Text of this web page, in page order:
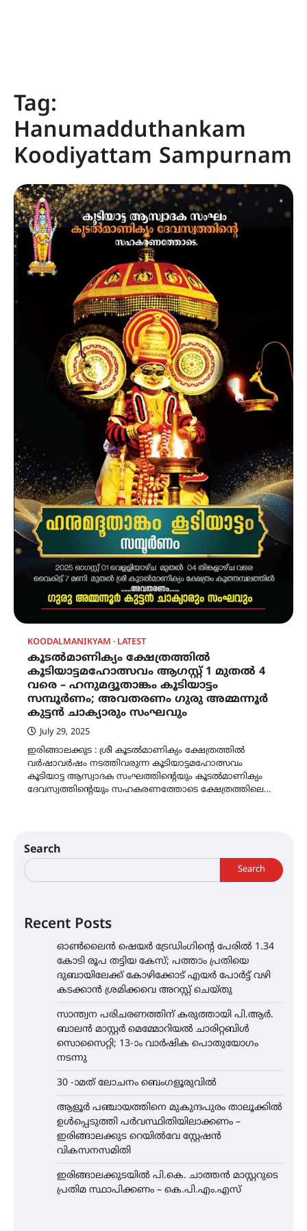
Tag:
Hanumadduthankam
Koodiyattam Sampurnam
KOODALMANIKYAM LATEST
കൂടൽമാണിക്യം ക്ഷേത്രത്തിൽ
കൂടിയാട്ടമഹോത്സവം ആഗസ്റ്റ് 1 മുതൽ 4
വരെ – ഹനുമദ്ദൂതാങ്കം കൂടിയാട്ടം
സമ്പൂർണം; അവതരണം ഗുരു അമ്മന്നൂർ
കുട്ടൻ ചാക്യാരും സംഘവും
July 29, 2025
ഇരിങ്ങാലക്കുട : ശ്രീ കൂടൽമാണിക്യം ക്ഷേത്രത്തിൽ
വർഷാവർഷം നടത്തിവരുന്ന കൂടിയാട്ടമഹോത്സവം
കൂടിയാട്ട ആസ്വാദക സംഘത്തിൻ്റെയും കൂടൽമാണിക്യം
ദേവസ്വത്തിൻ്റെയും സഹകരണത്തോടെ ക്ഷേത്രത്തിലെ…
Search
Search
Recent Posts
ഓൺലൈൻ ഷെയർ ട്രേഡിംഗിന്റെ പേരിൽ 1.34
കോടി രൂപ തട്ടിയ കേസ്; പത്താം പ്രതിയെ
ദുബായിലേക്ക് കോഴിക്കോട് എയർ പോർട്ട് വഴി
കടക്കാൻ ശ്രമിക്കവെ അറസ്റ്റ് ചെയ്തു
സാന്ത്വന പരിചരണത്തിന് കരുത്തായി പി.ആർ.
ബാലൻ മാസ്റ്റർ മെമ്മോറിയൽ ചാരിറ്റബിൾ
സൊസൈറ്റി; 13-ാം വാർഷിക പൊതുയോഗം
നടന്നു
30 -ാമത് ലോചനം ബെംഗളൂരുവിൽ
ആളൂർ പഞ്ചായത്തിനെ മുകുന്ദപുരം താലൂക്കിൽ
ഉൾപ്പെടുത്തി പർവസ്ഥിതിയിലാക്കണം –
ഇരിങ്ങാലക്കുട റെയിൽവേ സ്റ്റേഷൻ
വികസനസമിതി
ഇരിങ്ങാലക്കുടയിൽ പി.കെ. ചാത്തൻ മാസ്റ്ററുടെ
പ്രതിമ സ്ഥാപിക്കണം – കെ.പി.എം.എസ്